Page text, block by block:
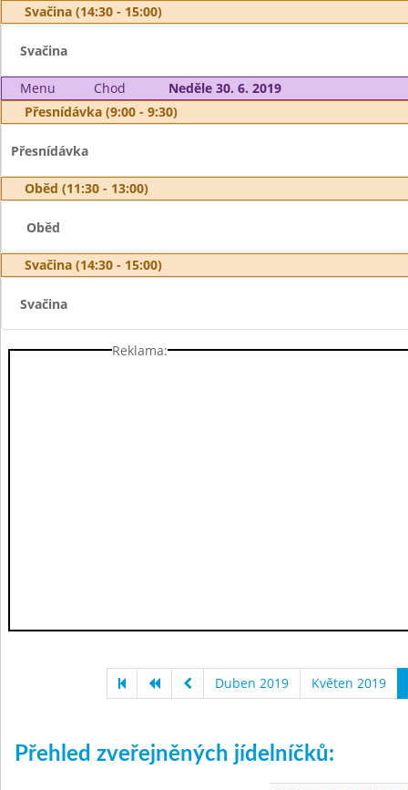
Svačina (14:30 - 15:00)
Svačina
Menu Chod
Neděle 30. 6. 2019
Přesnídávka (9:00 - 9:30)
Přesnídávka
Oběd (11:30 - 13:00)
Oběd
Svačina (14:30 - 15:00)
Svačina
Reklama:
Duben 2019 Květen 2019
Přehled zveřejněných jídelníčků: